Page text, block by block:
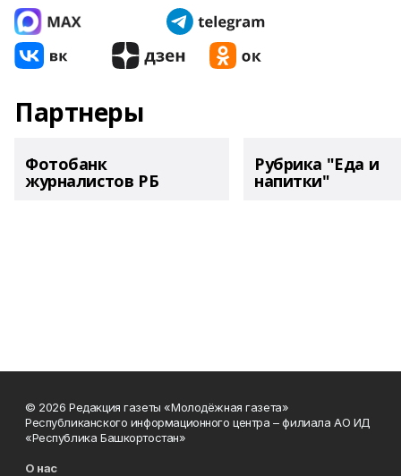
Партнеры
Фотобанк
журналистов РБ
Рубрика "Еда и
напитки"
© 2026 Редакция газеты «Молодёжная газета»
Республиканского информационного центра – филиала АО ИД
«Республика Башкортостан»
О нас